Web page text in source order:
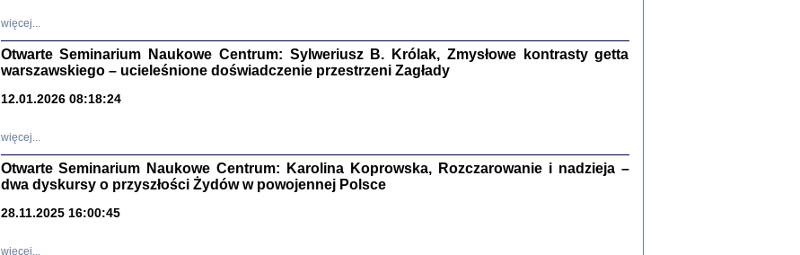
Sewek Okonowski, oprac. Marta Janczewska
PISZĄCY TE SŁOWA JEST PRACOWNIKIEM
GETTOWEJ INSTYTUCJI ...
'z Dziennika' i inne pisma z łódzkiego getta
Józef Zelkowicz, tłum. z jidysz, oprac. i wstęp. Monika Polit
więcej...
Otwarte Seminarium Naukowe Centrum: Sylweriusz B. Królak, Zmysłowe kontrasty getta
warszawskiego – ucieleśnione doświadczenie przestrzeni Zagłady
12.01.2026 08:18:24
więcej...
Otwarte Seminarium Naukowe Centrum: Karolina Koprowska, Rozczarowanie i nadzieja –
dwa dyskursy o przyszłości Żydów w powojennej Polsce
28.11.2025 16:00:45
więcej...